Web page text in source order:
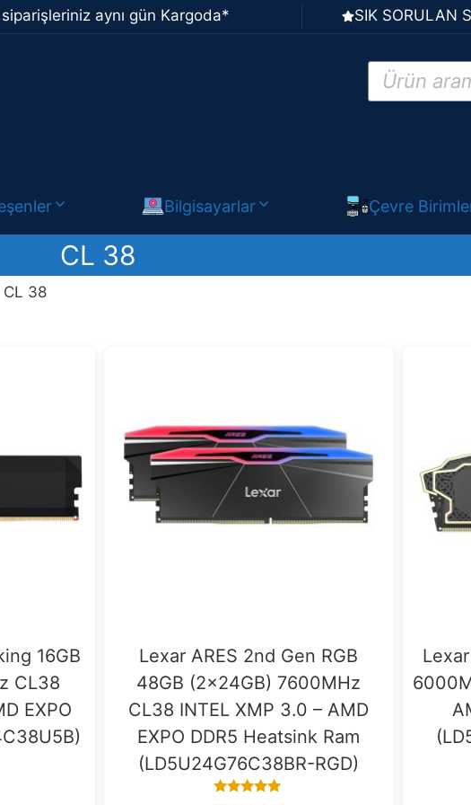
aynı gün Kargoda* SIK SORULAN
Products
search
Bilgisayarlar Çevre
CL 38
CL 38
16GB
CL38
EXPO
Lexar ARES 2nd Gen RGB
48GB (2x24GB) 7600MHz
CL38 INTEL XMP 3.0 – AMD
EXPO DDR5 Heatsink Ram
(LD5U24G76C38BR-RGD)